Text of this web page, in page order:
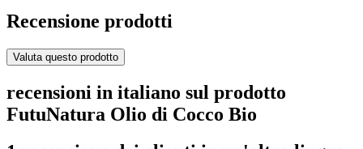
Recensione prodotti
Valuta questo prodotto
recensioni in italiano sul prodotto
FutuNatura Olio di Cocco Bio